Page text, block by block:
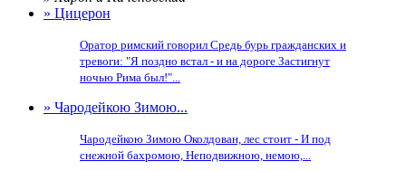
» Цицерон
Оратор римский говорил Средь бурь гражданских и
тревоги: "Я поздно встал - и на дороге Застигнут
ночью Рима был!"...
» Чародейкою Зимою...
Чародейкою Зимою Околдован, лес стоит - И под
снежной бахромою, Неподвижною, немою,...